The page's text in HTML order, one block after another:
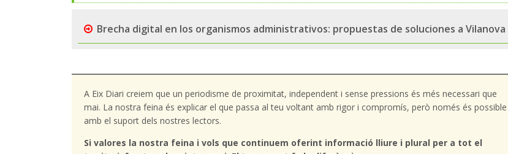
Brecha digital en los organismos administrativos: propuestas de soluciones a Vilanova
A Eix Diari creiem que un periodisme de proximitat, independent i sense pressions és més necessari que
mai. La nostra feina és explicar el que passa al teu voltant amb rigor i compromís, però només és possible
amb el suport dels nostres lectors.
Si valores la nostra feina i vols que continuem oferint informació lliure i plural per a tot el